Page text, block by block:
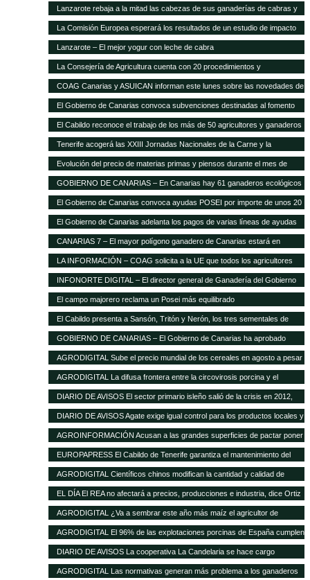
Lanzarote rebaja a la mitad las cabezas de sus ganaderías de cabras y
ovejas Las exigencias de Europa para conceder las ayudas deja unas
12.000 cabezas caprinas y casi 4.000 ovinas
La Comisión Europea esperará los resultados de un estudio de impacto
para modificar el POSEI
Lanzarote – El mejor yogur con leche de cabra
La Consejería de Agricultura cuenta con 20 procedimientos y
servicios»on-line»
COAG Canarias y ASUICAN informan este lunes sobre las novedades de
la Ley de la Cadena Alimentaria
El Gobierno de Canarias convoca subvenciones destinadas al fomento
de razas ganaderas autóctonas
El Cabildo reconoce el trabajo de los más de 50 agricultores y ganaderos
Tenerife acogerá las XXIII Jornadas Nacionales de la Carne y la
Seguridad Alimentaria de AVESA
Evolución del precio de materias primas y piensos durante el mes de
enero
GOBIERNO DE CANARIAS – En Canarias hay 61 ganaderos ecológicos
El Gobierno de Canarias convoca ayudas POSEI por importe de unos 20
millones de euros
El Gobierno de Canarias adelanta los pagos de varias líneas de ayudas
del POSEI ganadero
CANARIAS 7 – El mayor polígono ganadero de Canarias estará en
Corralillos
LA INFORMACIÓN – COAG solicita a la UE que todos los agricultores
tengan el mismo porcentaje de financiación en el POSEI
INFONORTE DIGITAL – El director general de Ganadería del Gobierno
de Canarias visita La Aldea
El campo majorero reclama un Posei más equilibrado
El Cabildo presenta a Sansón, Tritón y Nerón, los tres sementales de
cochino negro
GOBIERNO DE CANARIAS – El Gobierno de Canarias ha aprobado
medidas que suponen 20 millones extra en ayudas a la agricultura y
ganadería
AGRODIGITAL Sube el precio mundial de los cereales en agosto a pesar
de las buenas perspectivas de producción
AGRODIGITAL La difusa frontera entre la circovirosis porcina y el
complejo respiratorio porcino
DIARIO DE AVISOS El sector primario isleño salió de la crisis en 2012,
cuando creció el 8%
DIARIO DE AVISOS Agate exige igual control para los productos locales y
los de fuera
AGROINFORMACIÓN Acusan a las grandes superficies de pactar poner
el pollo un 20% más barato como reclamo
EUROPAPRESS El Cabildo de Tenerife garantiza el mantenimiento del
Matadero y prevé una inversión de 500.000 euros en tres años
AGRODIGITAL Científicos chinos modifican la cantidad y calidad de
almidón del maíz
EL DÍA El REA no afectará a precios, producciones e industria, dice Ortiz
AGRODIGITAL ¿Va a sembrar este año más maíz el agricultor de
EEUU?
AGRODIGITAL El 96% de las explotaciones porcinas de España cumplen
la normativa de bienestar
DIARIO DE AVISOS La cooperativa La Candelaria se hace cargo
provisionalmente de Teisol
AGRODIGITAL Las normativas generan más problema a los ganaderos